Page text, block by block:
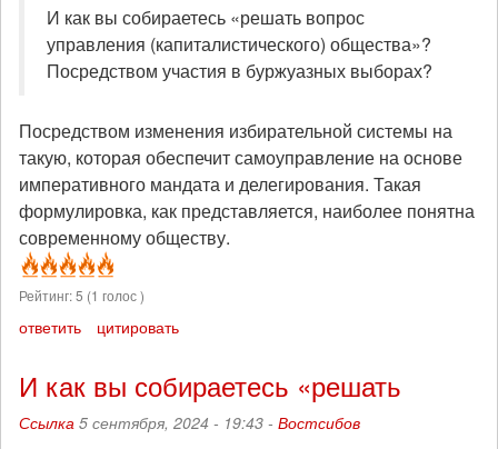
И как вы собираетесь «решать вопрос
управления (капиталистического) общества»?
Посредством участия в буржуазных выборах?
Посредством изменения избирательной системы на
такую, которая обеспечит самоуправление на основе
императивного мандата и делегирования. Такая
формулировка, как представляется, наиболее понятна
современному обществу.
Рейтинг:5 (1 голос )
ответить цитировать
И как вы собираетесь «решать
Ссылка 5 сентября, 2024 - 19:43 - Востсибов